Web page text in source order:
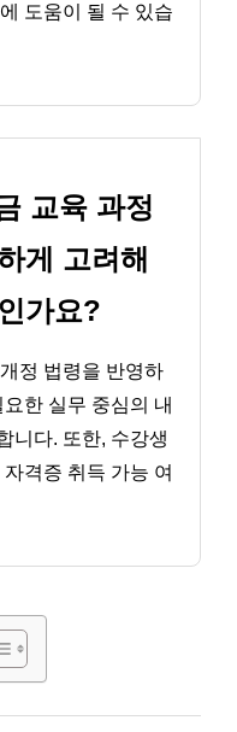
도움이 될 수 있습
교육 과정
게 고려해
가요?
정 법령을 반영하
한 실무 중심의 내
니다. 또한, 수강생
격증 취득 가능 여